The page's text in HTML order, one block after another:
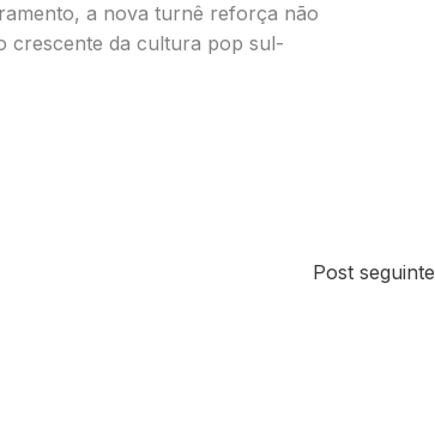
a nova turnê reforça não
crescente da cultura pop sul-
Post seguinte